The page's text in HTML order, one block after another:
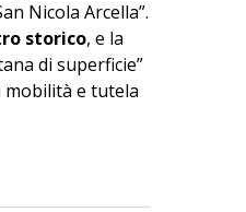
Nicola Arcella”.
storico, e la
di superficie”
mobilità e tutela